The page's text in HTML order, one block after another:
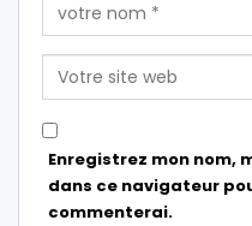
Enregistrez mon nom,
dans ce navigateur
commenterai.